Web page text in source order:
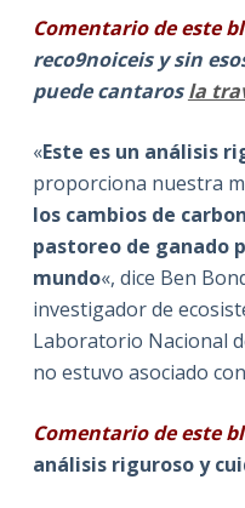
Comentario de este
reco9noiceis y sin
puede cantarosla
«Este es un análisis
proporciona nuestra
los cambios de
pastoreo de ganado
mundo«, dice Ben
investigador de
Laboratorio Nacional
no estuvo asociado
Comentario de este
análisis riguroso y